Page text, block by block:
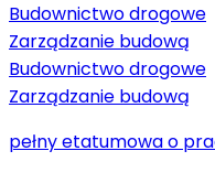
Budownictwo drogowe
Zarządzanie budową
Budownictwo drogowe
Zarządzanie budową
pełny etatumowa o